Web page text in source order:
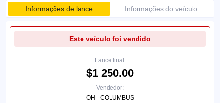
Informações de lance Informações do veículo
Este veículo foi vendido
Lance final:
$1 250.00
Vendedor:
OH - COLUMBUS